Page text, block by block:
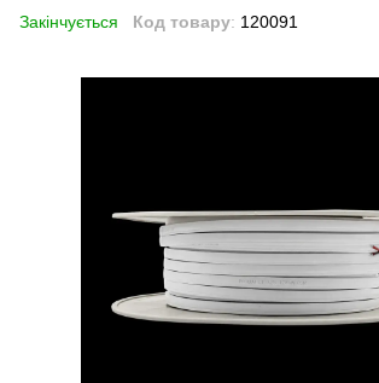
Закінчується Код товару: 120091